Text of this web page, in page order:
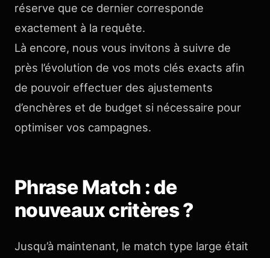
réserve que ce dernier corresponde
exactement à la requête.
Là encore, nous vous invitons à suivre de
près l’évolution de vos mots clés exacts afin
de pouvoir effectuer des ajustements
d’enchères et de budget si nécessaire pour
optimiser vos campagnes.
Phrase Match : de
nouveaux critères ?
Jusqu’à maintenant, le match type large était